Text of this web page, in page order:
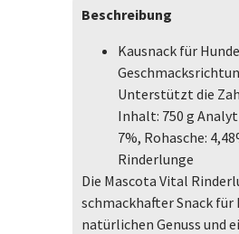
Beschreibung
Kausnack für
Unterstützt die
Inhalt: 750 g
7%, Rohasche:
Rinderlunge
Die Mascota Vital
schmackhafter Snack
natürlichen Genuss und